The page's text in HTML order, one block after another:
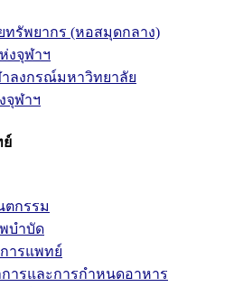
ทรัพยากร (หอสมุดกลาง)
งจุฬาฯ
ลงกรณ์มหาวิทยาลัย
จุฬาฯ
ย์
ตกรรม
บำบัด
ารแพทย์
ารและการกำหนดอาหาร